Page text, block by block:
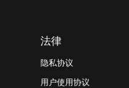
法律
隐私协议
用户使用协议